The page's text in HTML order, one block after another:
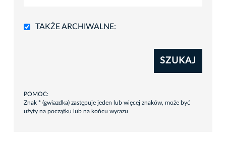
TAKŻE ARCHIWALNE:
SZUKAJ
POMOC:
Znak * (gwiazdka) zastępuje jeden lub więcej znaków, może być
użyty na początku lub na końcu wyrazu